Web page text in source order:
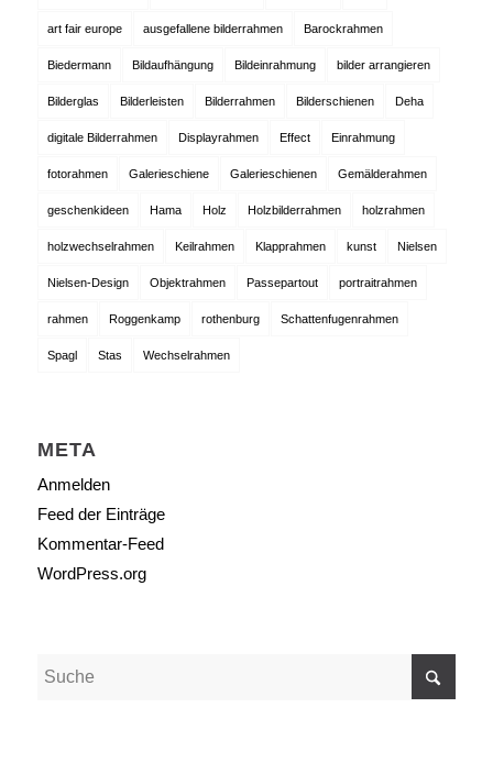
art fair europe ausgefallene bilderrahmen Barockrahmen
Biedermann Bildaufhängung Bildeinrahmung bilder arrangieren
Bilderglas Bilderleisten Bilderrahmen Bilderschienen Deha
digitale Bilderrahmen Displayrahmen Effect Einrahmung
fotorahmen Galerieschiene Galerieschienen Gemälderahmen
geschenkideen Hama Holz Holzbilderrahmen holzrahmen
holzwechselrahmen Keilrahmen Klapprahmen kunst Nielsen
Nielsen-Design Objektrahmen Passepartout portraitrahmen
rahmen Roggenkamp rothenburg Schattenfugenrahmen
Spagl Stas Wechselrahmen
META
Anmelden
Feed der Einträge
Kommentar-Feed
WordPress.org